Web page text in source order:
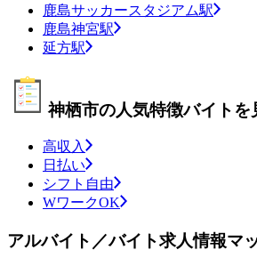
鹿島サッカースタジアム駅
鹿島神宮駅
延方駅
神栖市の人気特徴バイトを
高収入
日払い
シフト自由
WワークOK
アルバイト／バイト求人情報マ